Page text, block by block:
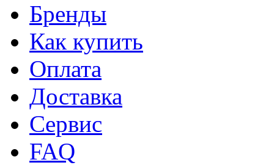
Бренды
Как купить
Оплата
Доставка
Сервис
FAQ